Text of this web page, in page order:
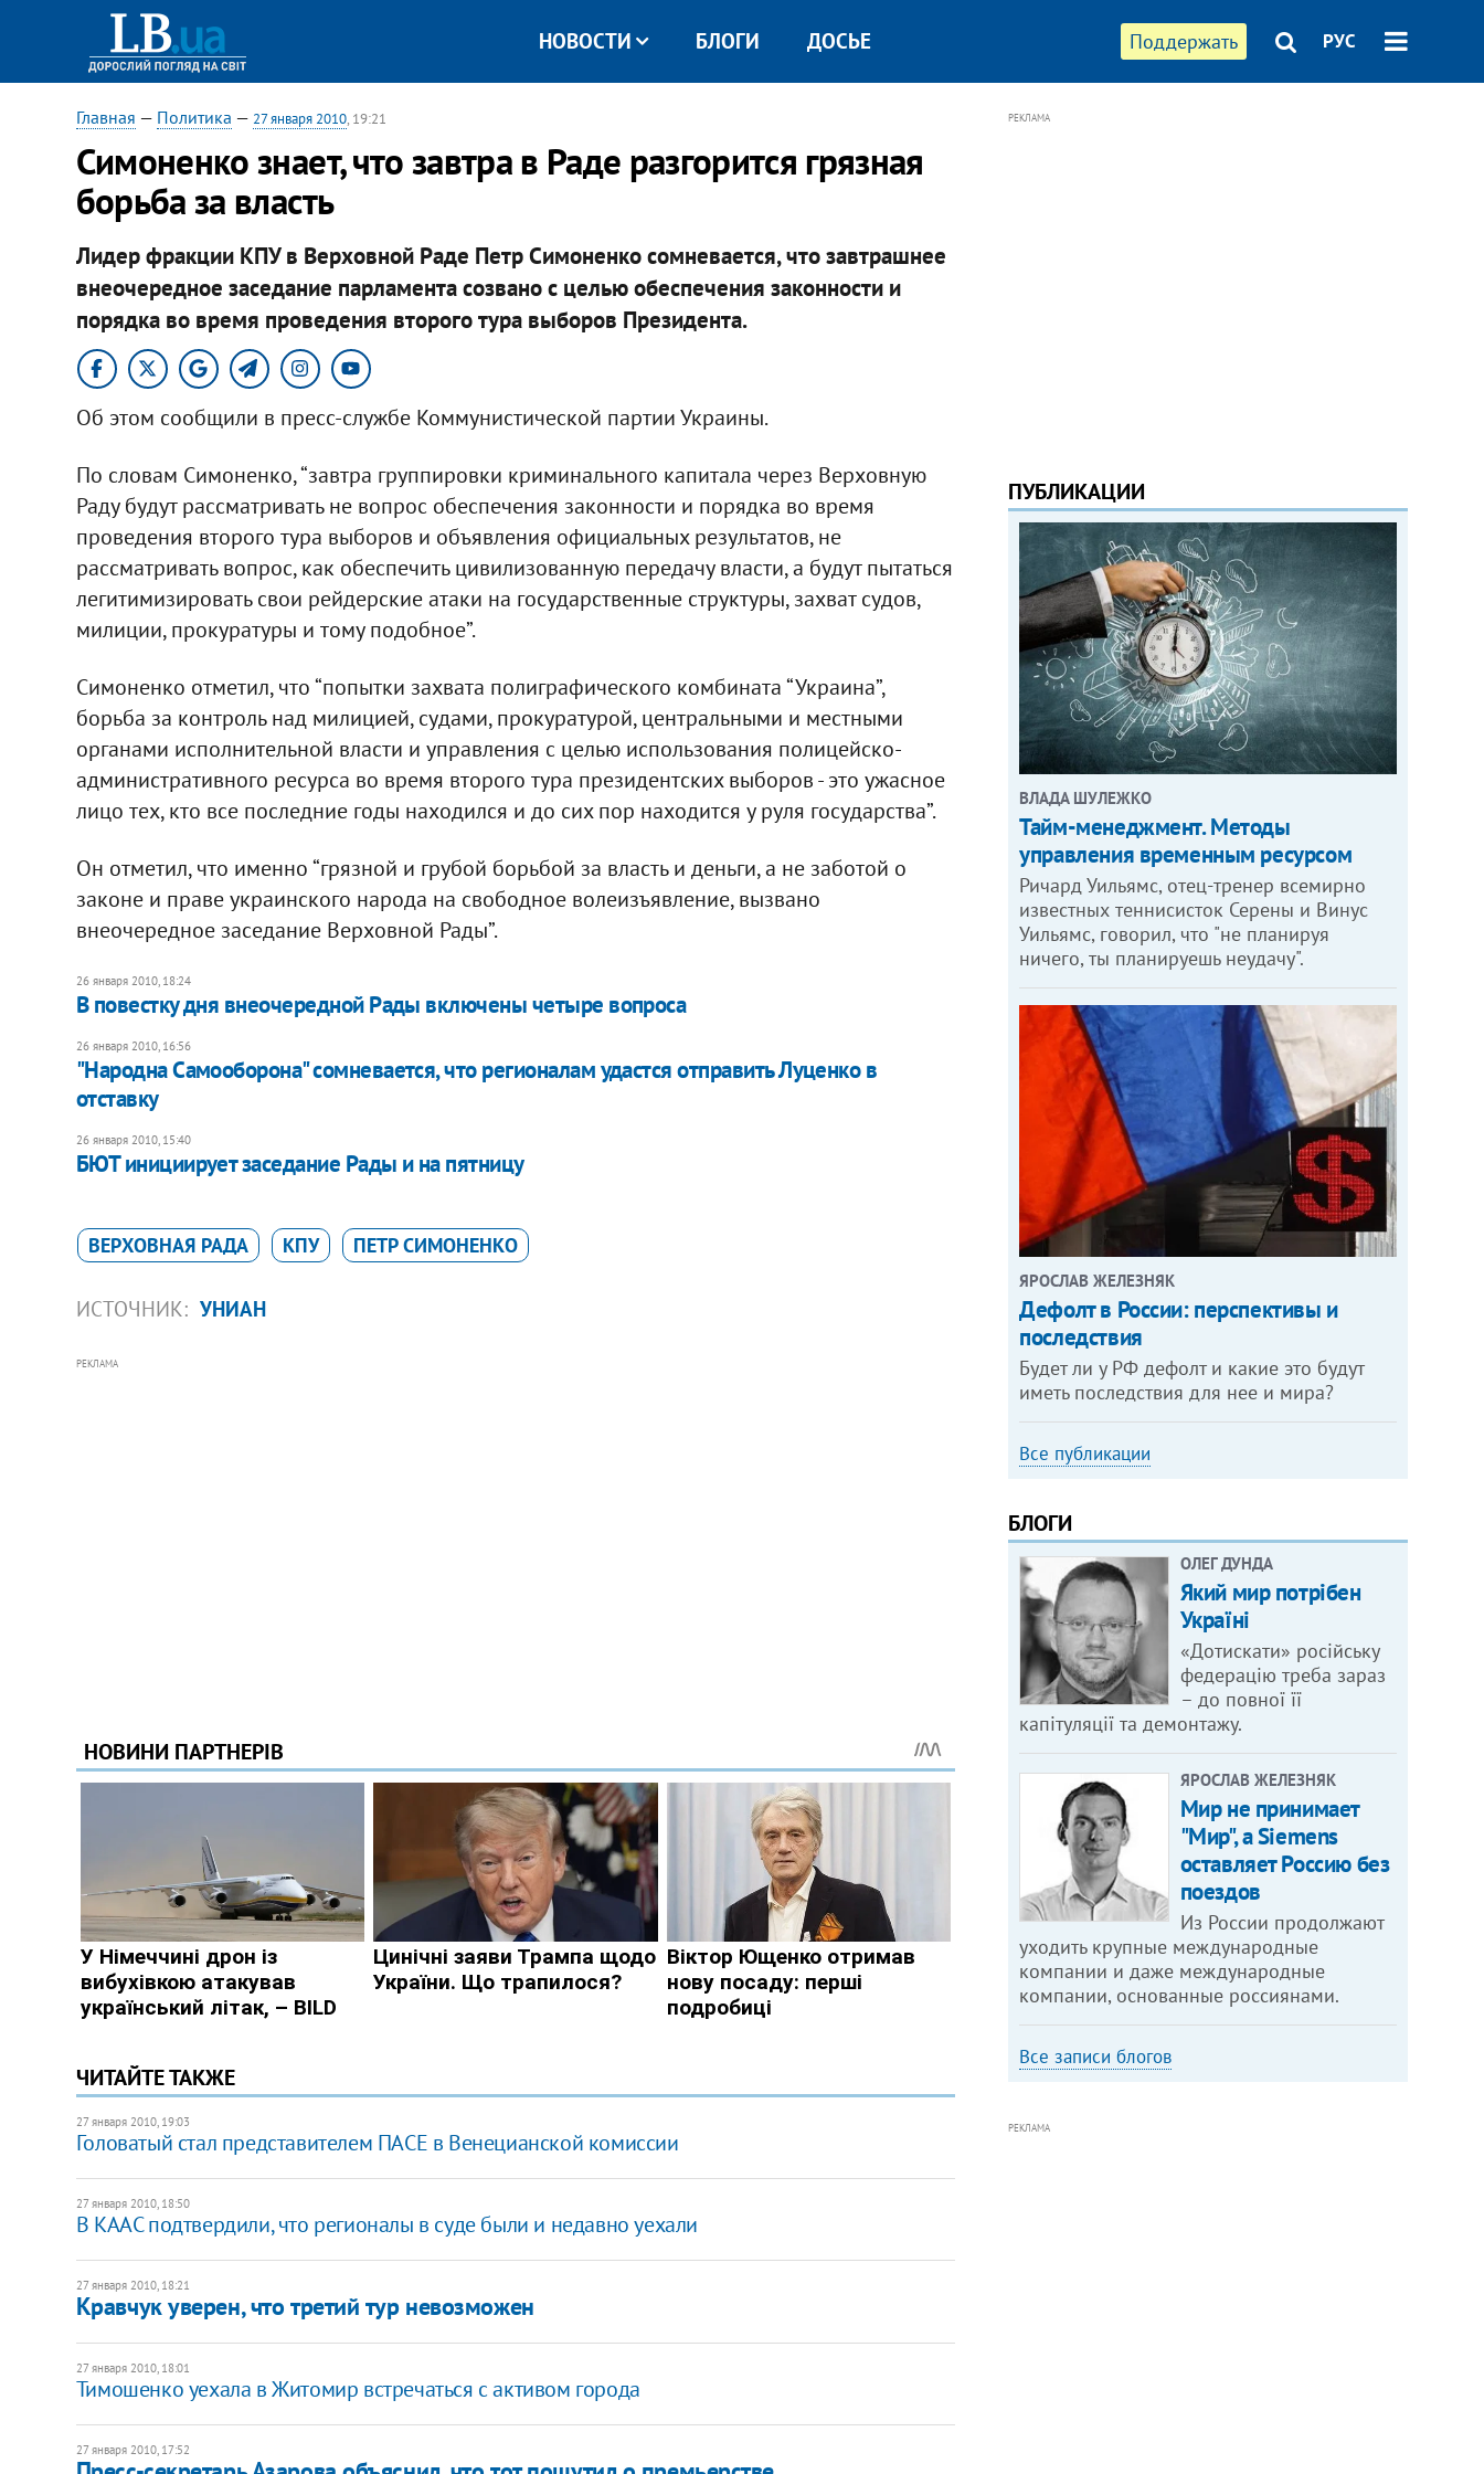
Поддержать РУС
НОВОСТИ БЛОГИ ДОСЬЕ
Главная — Политика — 27 января 2010, 19:21
Симоненко знает, что завтра в Раде разгорится грязная
борьба за власть
Лидер фракции КПУ в Верховной Раде Петр Симоненко сомневается, что завтрашнее
внеочередное заседание парламента созвано с целью обеспечения законности и
порядка во время проведения второго тура выборов Президента.
Об этом сообщили в пресс-службе Коммунистической партии Украины.
По словам Симоненко, “завтра группировки криминального капитала через Верховную
Раду будут рассматривать не вопрос обеспечения законности и порядка во время
проведения второго тура выборов и объявления официальных результатов, не
рассматривать вопрос, как обеспечить цивилизованную передачу власти, а будут пытаться
легитимизировать свои рейдерские атаки на государственные структуры, захват судов,
милиции, прокуратуры и тому подобное”.
Симоненко отметил, что “попытки захвата полиграфического комбината “Украина”,
борьба за контроль над милицией, судами, прокуратурой, центральными и местными
органами исполнительной власти и управления с целью использования полицейско-
административного ресурса во время второго тура президентских выборов - это ужасное
лицо тех, кто все последние годы находился и до сих пор находится у руля государства”.
Он отметил, что именно “грязной и грубой борьбой за власть и деньги, а не заботой о
законе и праве украинского народа на свободное волеизъявление, вызвано
внеочередное заседание Верховной Рады”.
26 января 2010, 18:24
В повестку дня внеочередной Рады включены четыре вопроса
26 января 2010, 16:56
"Народна Самооборона" сомневается, что регионалам удастся отправить Луценко в
отставку
26 января 2010, 15:40
БЮТ инициирует заседание Рады и на пятницу
ВЕРХОВНАЯ РАДА КПУ ПЕТР СИМОНЕНКО
ИСТОЧНИК: УНИАН
РЕКЛАМА
ЧИТАЙТЕ ТАКЖЕ
27 января 2010, 19:03
Головатый стал представителем ПАСЕ в Венецианской комиссии
27 января 2010, 18:50
В КААС подтвердили, что регионалы в суде были и недавно уехали
27 января 2010, 18:21
Кравчук уверен, что третий тур невозможен
27 января 2010, 18:01
Тимошенко уехала в Житомир встречаться с активом города
27 января 2010, 17:52
РЕКЛАМА
ПУБЛИКАЦИИ
ВЛАДА ШУЛЕЖКО
Тайм-менеджмент. Методы
управления временным ресурсом
Ричард Уильямс, отец-тренер всемирно
известных теннисисток Серены и Винус
Уильямс, говорил, что "не планируя
ничего, ты планируешь неудачу".
ЯРОСЛАВ ЖЕЛЕЗНЯК
Дефолт в России: перспективы и
последствия
Будет ли у РФ дефолт и какие это будут
иметь последствия для нее и мира?
Все публикации
БЛОГИ
ОЛЕГ ДУНДА
Який мир потрібен
Україні
«Дотискати» російську
федерацію треба зараз
– до повної її
капітуляції та демонтажу.
ЯРОСЛАВ ЖЕЛЕЗНЯК
Мир не принимает
"Мир", а Siemens
оставляет Россию без
поездов
Из России продолжают
уходить крупные международные
компании и даже международные
компании, основанные россиянами.
Все записи блогов
РЕКЛАМА